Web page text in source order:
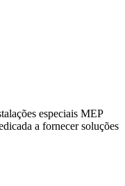
especiais MEP
a fornecer soluções